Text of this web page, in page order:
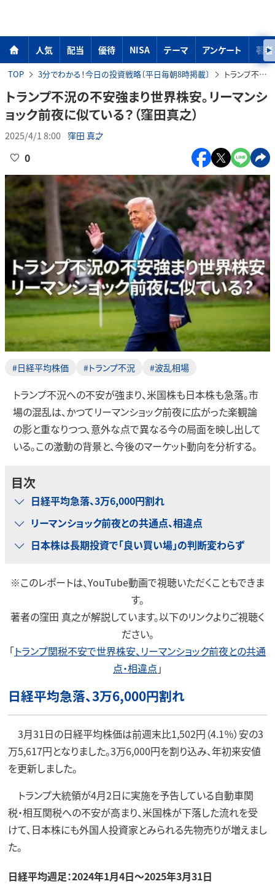
人気 配当 優待 NISA テーマ アンケート 著者
TOP 3分でわかる！今日の投資戦略〔平日毎朝8時掲載〕 トランプ不況の不安強まり世界株安。リーマンショック前夜に似ている？（窪田真之）
トランプ不況の不安強まり世界株安。リーマンシ
ョック前夜に似ている？（窪田真之）
2025/4/1 8:00 窪田 真之
0
#日経平均株価 #トランプ不況 #波乱相場
トランプ不況への不安が強まり、米国株も日本株も急落。市
場の混乱は、かつてリーマンショック前夜に広がった楽観論
の影と重なりつつ、意外な点で異なる今の局面を映し出して
いる。この激動の背景と、今後のマーケット動向を分析する。
目次
日経平均急落、3万6,000円割れ
リーマンショック前夜との共通点、相違点
日本株は長期投資で「良い買い場」の判断変わらず
※このレポートは、YouTube動画で視聴いただくこともできま
す。
著者の窪田 真之が解説しています。以下のリンクよりご視聴く
ださい。
「トランプ関税不安で世界株安、リーマンショック前夜との共通
点・相違点 」
日経平均急落、3万6,000円割れ
3月31日の日経平均株価は前週末比1,502円（4.1％）安の3
万5,617円となりました。3万6,000円を割り込み、年初来安値
を更新しました。
トランプ大統領が4月2日に実施を予告している自動車関
税・相互関税への不安が高まり、米国株が下落した流れを受
けて、日本株にも外国人投資家とみられる先物売りが増えまし
た。
日経平均週足：2024年1月4日～2025年3月31日